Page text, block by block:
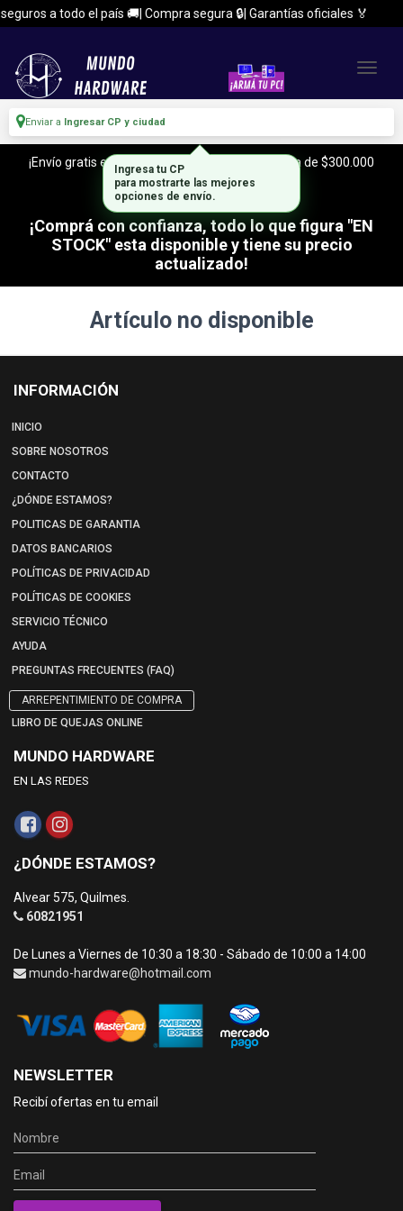
a todo el país 🚚| Compra segura 🔒| Garantías oficiales 🏅
Enviar a Ingresar CP y ciudad
¡Envío gratis en CABA y Zona Sur, con tu compra de $300.000
o mas!
¡Comprá con confianza, todo lo que figura "EN
STOCK" esta disponible y tiene su precio
actualizado!
Artículo no disponible
INFORMACIÓN
INICIO
SOBRE NOSOTROS
CONTACTO
¿DÓNDE ESTAMOS?
POLITICAS DE GARANTIA
DATOS BANCARIOS
POLÍTICAS DE PRIVACIDAD
POLÍTICAS DE COOKIES
SERVICIO TÉCNICO
AYUDA
PREGUNTAS FRECUENTES (FAQ)
ARREPENTIMIENTO DE COMPRA
LIBRO DE QUEJAS ONLINE
MUNDO HARDWARE
EN LAS REDES
¿DÓNDE ESTAMOS?
Alvear 575, Quilmes.
60821951
De Lunes a Viernes de 10:30 a 18:30 - Sábado de 10:00 a 14:00
mundo-hardware@hotmail.com
NEWSLETTER
Recibí ofertas en tu email
Ingresa tu CP
para mostrarte las mejores
opciones de envío.